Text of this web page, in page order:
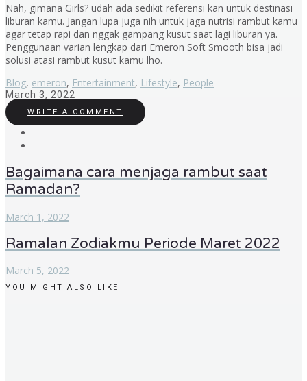
Nah, gimana Girls? udah ada sedikit referensi kan untuk destinasi
liburan kamu. Jangan lupa juga nih untuk jaga nutrisi rambut kamu
agar tetap rapi dan nggak gampang kusut saat lagi liburan ya.
Penggunaan varian lengkap dari Emeron Soft Smooth bisa jadi
solusi atasi rambut kusut kamu lho.
Blog, emeron, Entertainment, Lifestyle, People
March 3, 2022
WRITE A COMMENT
Bagaimana cara menjaga rambut saat
Ramadan?
March 1, 2022
Ramalan Zodiakmu Periode Maret 2022
March 5, 2022
YOU MIGHT ALSO LIKE